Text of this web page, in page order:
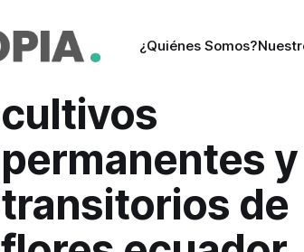
¿Quiénes Somos?
cultivos
permanentes y
transitorios de